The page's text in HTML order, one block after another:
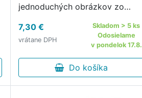
jednoduchých obrázkov zo
7,30 €
vrátane DPH
Skladom > 5 ks
Odosielame
v pondelok 17.8.
Do košíka